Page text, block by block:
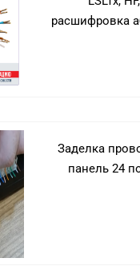
расшифровка
Заделка
панель 24